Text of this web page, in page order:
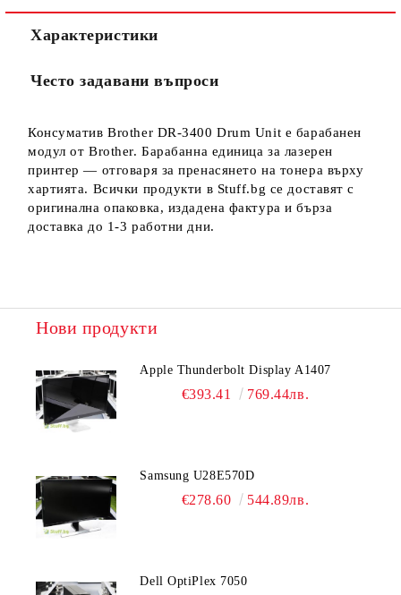
Характеристики
Често задавани въпроси
Консуматив Brother DR-3400 Drum Unit е барабанен
модул от Brother. Барабанна единица за лазерен
принтер — отговаря за пренасянето на тонера върху
хартията. Всички продукти в Stuff.bg се доставят с
оригинална опаковка, издадена фактура и бърза
доставка до 1-3 работни дни.
Нови продукти
Apple Thunderbolt Display A1407
€393.41 769.44лв.
Samsung U28E570D
€278.60 544.89лв.
Dell OptiPlex 7050